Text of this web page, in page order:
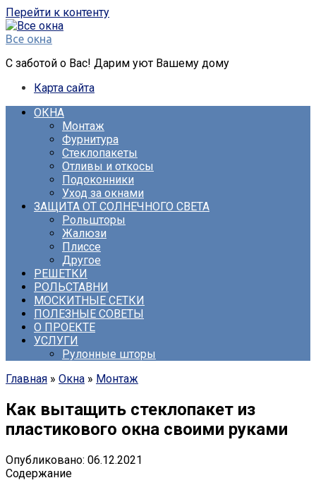
Перейти к контенту
Все окна
С заботой о Вас! Дарим уют Вашему дому
Карта сайта
ОКНА
Монтаж
Фурнитура
Стеклопакеты
Отливы и откосы
Подоконники
Уход за окнами
ЗАЩИТА ОТ СОЛНЕЧНОГО СВЕТА
Рольшторы
Жалюзи
Плиссе
Другое
РЕШЕТКИ
РОЛЬСТАВНИ
МОСКИТНЫЕ СЕТКИ
ПОЛЕЗНЫЕ СОВЕТЫ
О ПРОЕКТЕ
УСЛУГИ
Рулонные шторы
Главная » Окна » Монтаж
Как вытащить стеклопакет из
пластикового окна своими руками
Опубликовано: 06.12.2021
Содержание